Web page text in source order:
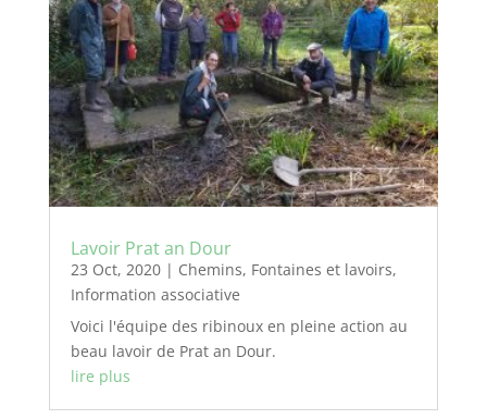
Lavoir Prat an Dour
23 Oct, 2020| Chemins, Fontaines et lavoirs,
Information associative
Voici l'équipe des ribinoux en pleine action au
beau lavoir de Prat an Dour.
lire plus